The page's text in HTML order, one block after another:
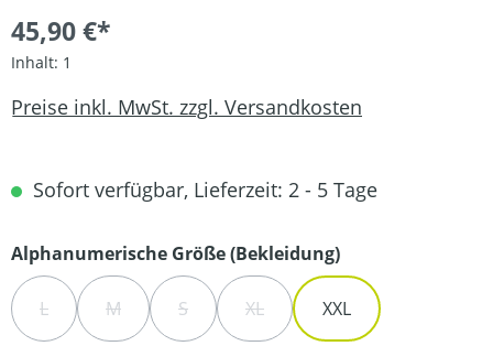
45,90 €*
Inhalt: 1
Preise inkl. MwSt. zzgl. Versandkosten
Sofort verfügbar, Lieferzeit: 2 - 5 Tage
Alphanumerische Größe (Bekleidung)auswählen
L(DIESE OPTION IST ZURZEIT NICHT VERFÜGBAR.)
M(DIESE OPTION IST ZURZEIT NICHT VERFÜGBAR.)
S(DIESE OPTION IST ZURZEIT NICHT
XL(DIESE OPTION IST ZURZEIT
XXL